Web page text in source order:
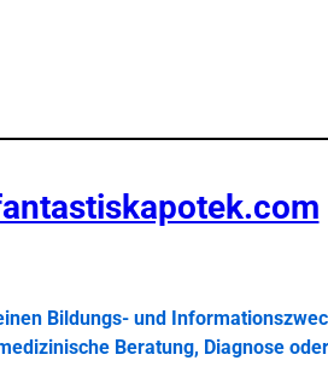
Bildungs- und
Beratung, Diagnose